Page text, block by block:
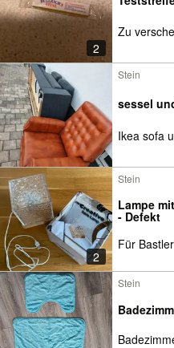
2
Zu
Stein
sessel
Ikea sofa
2
Stein
Lampe
- Defekt
Für Bastler
Stein